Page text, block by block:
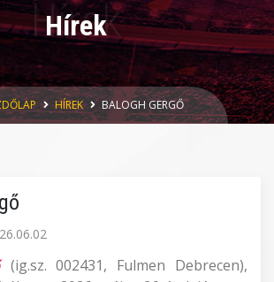
Hírek
HÍREK BALOGH GERGŐ
(ig.sz. 002431, Fulmen Debrecen),